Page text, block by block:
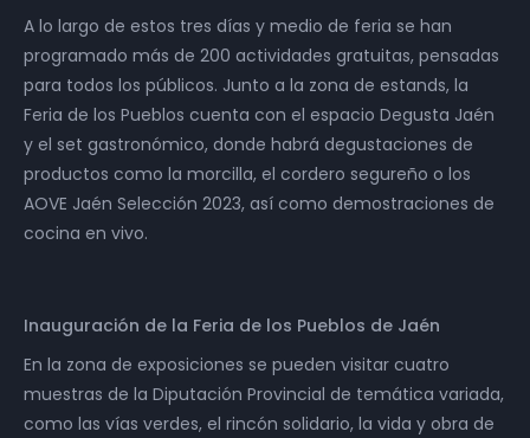
A lo largo de estos tres días y medio de feria se han
programado más de 200 actividades gratuitas, pensadas
para todos los públicos. Junto a la zona de estands, la
Feria de los Pueblos cuenta con el espacio Degusta Jaén
y el set gastronómico, donde habrá degustaciones de
productos como la morcilla, el cordero segureño o los
AOVE Jaén Selección 2023, así como demostraciones de
cocina en vivo.
Inauguración de la Feria de los Pueblos de Jaén
En la zona de exposiciones se pueden visitar cuatro
muestras de la Diputación Provincial de temática variada,
como las vías verdes, el rincón solidario, la vida y obra de